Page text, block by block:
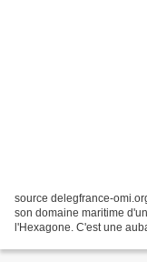
source delegfrance-
son domaine maritime
l'Hexagone. C'est une